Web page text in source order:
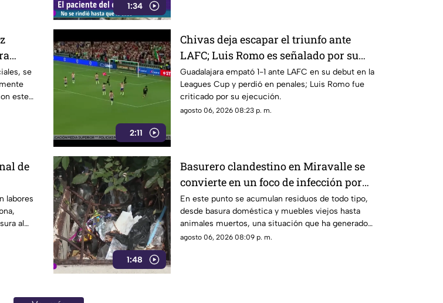
1:34
se
este
2:11
Chivas deja escapar el triunfo ante
LAFC; Luis Romo es señalado por su
cobro en penales
Guadalajara empató 1-1 ante LAFC en su debut en la
Leagues Cup y perdió en penales; Luis Romo fue
criticado por su ejecución.
agosto 06, 2026 08:23 p. m.
de
labores
al
1:48
Basurero clandestino en Miravalle se
convierte en un foco de infección por
acumulación de residuos.
En este punto se acumulan residuos de todo tipo,
desde basura doméstica y muebles viejos hasta
animales muertos, una situación que ha generado
molestias entre los vecinos, quienes exigen una
agosto 06, 2026 08:09 p. m.